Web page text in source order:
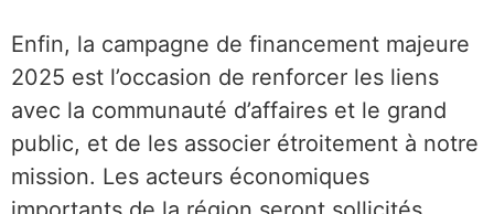
Enfin, la campagne de financement majeure
2025 est l’occasion de renforcer les liens
avec la communauté d’affaires et le grand
public, et de les associer étroitement à notre
mission. Les acteurs économiques